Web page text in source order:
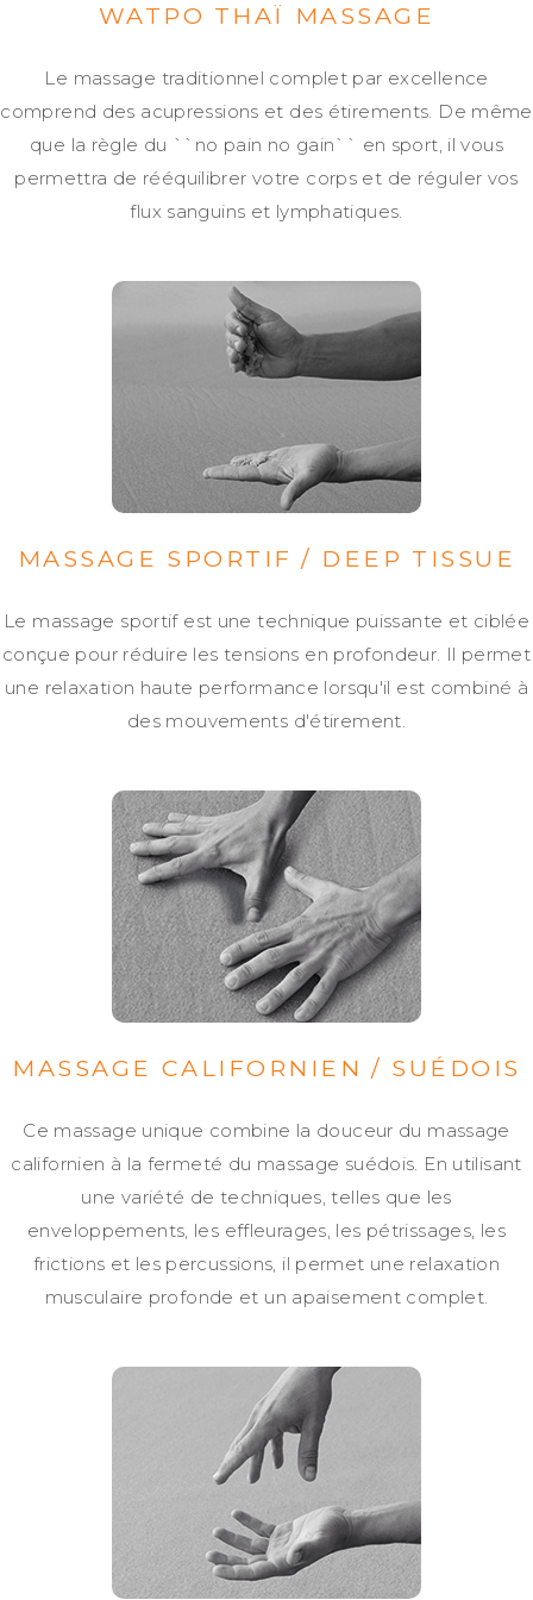
WATPO THAÏ MASSAGE
Le massage traditionnel complet par excellence
comprend des acupressions et des étirements. De même
que la règle du ``no pain no gain`` en sport, il vous
permettra de rééquilibrer votre corps et de réguler vos
flux sanguins et lymphatiques.
MASSAGE SPORTIF / DEEP TISSUE
Le massage sportif est une technique puissante et ciblée
conçue pour réduire les tensions en profondeur. Il permet
une relaxation haute performance lorsqu'il est combiné à
des mouvements d'étirement.
MASSAGE CALIFORNIEN / SUÉDOIS
Ce massage unique combine la douceur du massage
californien à la fermeté du massage suédois. En utilisant
une variété de techniques, telles que les
enveloppements, les effleurages, les pétrissages, les
frictions et les percussions, il permet une relaxation
musculaire profonde et un apaisement complet.